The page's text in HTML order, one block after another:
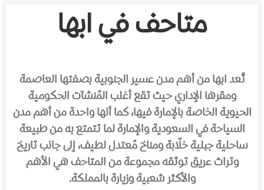
متاحف في ابها
تُعد ابها من أهم مدن عسير الجنوبية بصفتها العاصمة
ومقرها الإداري حيث تقع أغلب المُنشآت الحكومية
الحيوية الخاصة بالإمارة فيها، كما أنها واحدة من أهم مدن
السياحة في السعودية والإمارة لما تتمتع به من طبيعة
ساحلية جبلية خلّابة ومناخ مُعتدل لطيف، إلى جانب تاريخ
وتراث عريق توثقه مجموعة من المتاحف هي الأهم
والأكثر شعبية وزيارة بالمملكة.